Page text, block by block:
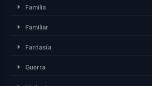
Familia
Familiar
Fantasía
Guerra